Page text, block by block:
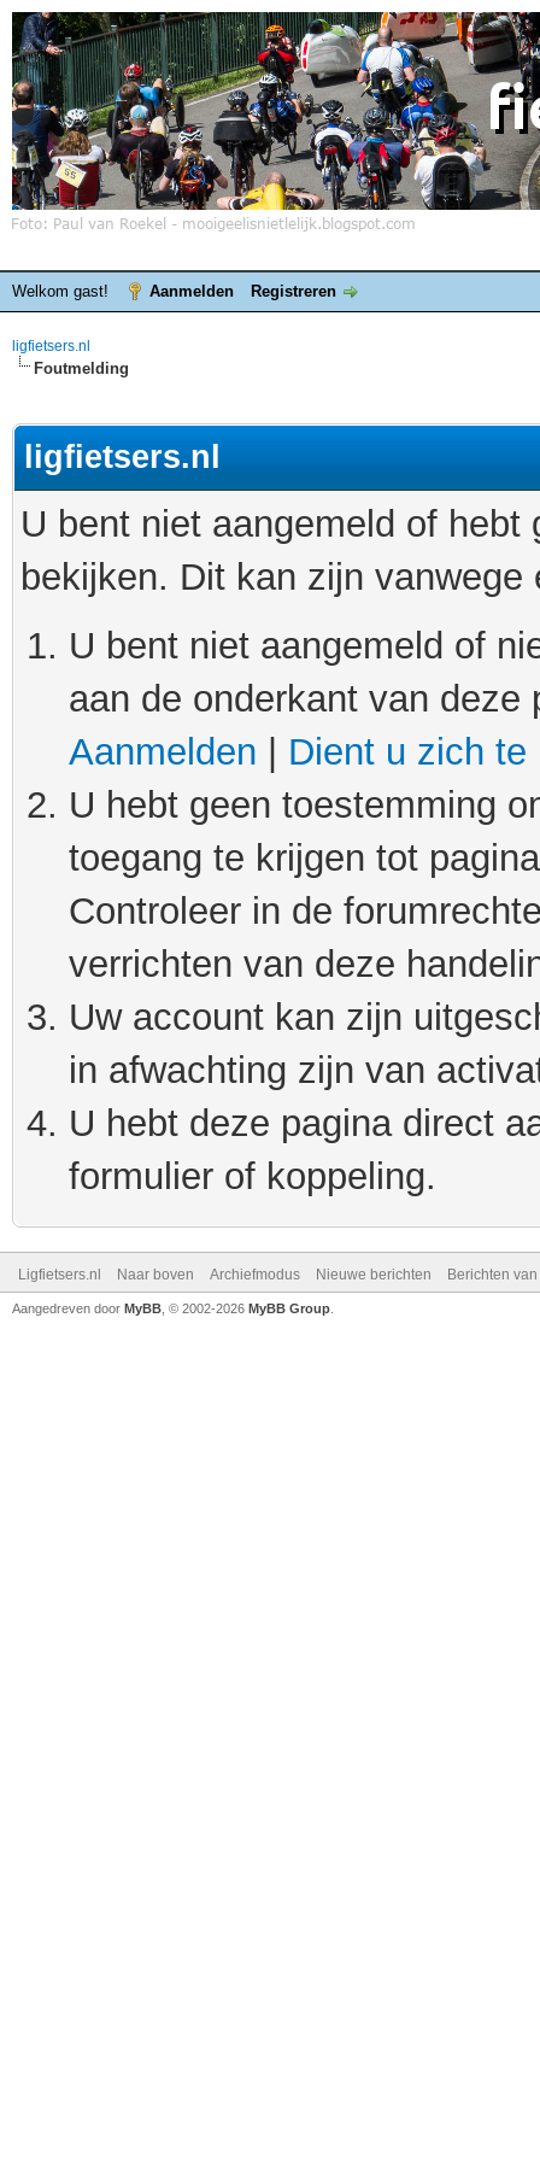
Welkom gast! Aanmelden Registreren
ligfietsers.nl
Foutmelding
ligfietsers.nl
U bent niet aangemeld of
bekijken. Dit kan zijn
U bent niet aangemeld of
aan de onderkant van
Aanmelden
Dient u zich te
U hebt geen toestemming
toegang te krijgen tot
Controleer in de
verrichten van deze
Uw account kan zijn
in afwachting zijn van
U hebt deze pagina direct
formulier of koppeling.
Ligfietsers.nl Naar boven Archiefmodus Nieuwe berichten Berichten
Aangedreven door MyBB , © 2002-2026 MyBB Group